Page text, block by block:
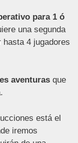
para 1 ó
una segunda
4 jugadores
aventuras que
está el
iremos